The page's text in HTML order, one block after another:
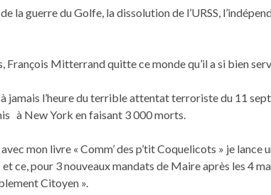
la guerre du Golfe, la dissolution de l’URSS,
François Mitterrand quitte ce monde qu’il a si bien
jamais l’heure du terrible attentat terroriste du 11
à New York en faisant 3 000 morts.
mon livre « Comm’ des p’tit Coquelicots » je lance
ce, pour 3 nouveaux mandats de Maire après les 4
Citoyen ».